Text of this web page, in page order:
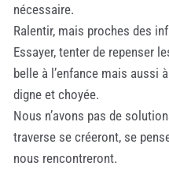
nécessaire.
Ralentir, mais proches des
Essayer, tenter de repenser
belle à l’enfance mais aussi
digne et choyée.
Nous n’avons pas de
traverse se créeront, se
nous rencontreront.